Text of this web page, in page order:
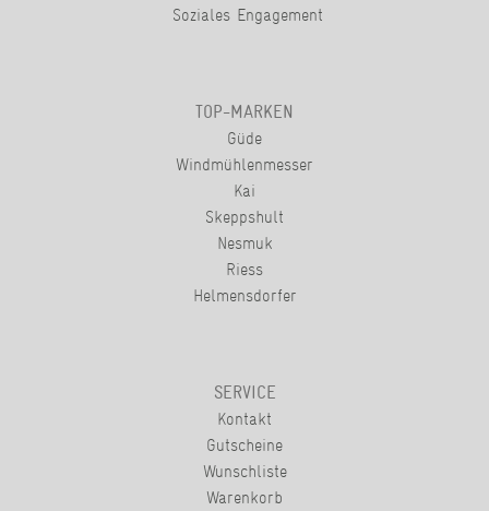
Soziales Engagement
TOP-MARKEN
Güde
Windmühlenmesser
Kai
Skeppshult
Nesmuk
Riess
Helmensdorfer
SERVICE
Kontakt
Gutscheine
Wunschliste
Warenkorb